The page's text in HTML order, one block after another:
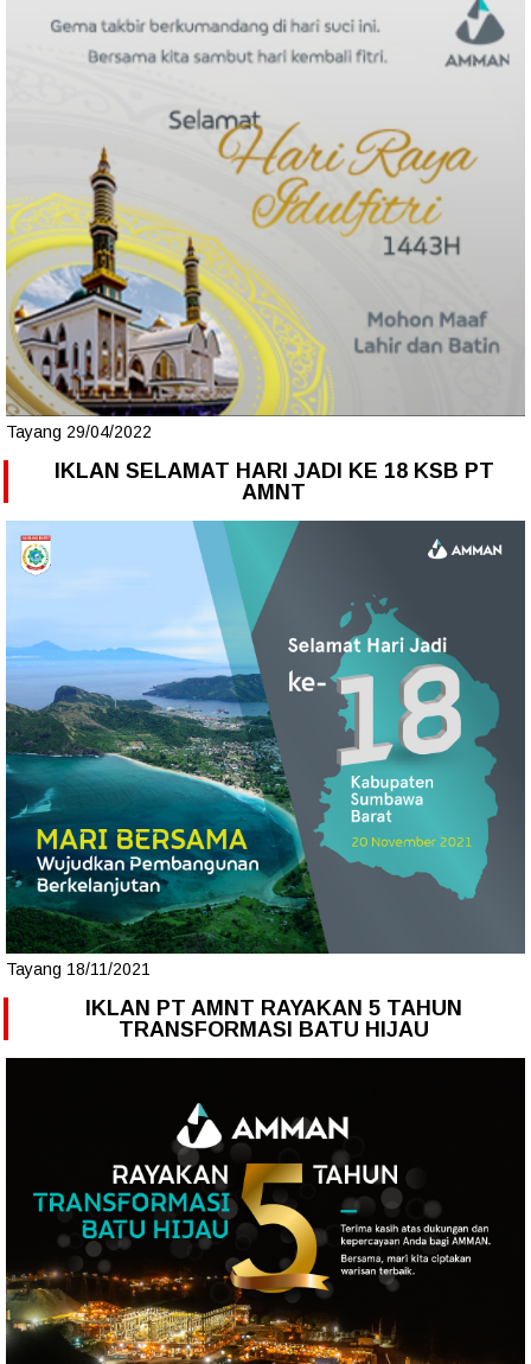
Tayang 29/04/2022
IKLAN SELAMAT HARI JADI KE 18 KSB PT
AMNT
Tayang 18/11/2021
IKLAN PT AMNT RAYAKAN 5 TAHUN
TRANSFORMASI BATU HIJAU